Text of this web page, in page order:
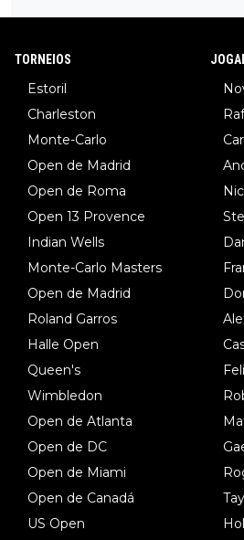
TORNEIOS
Estoril
Charleston
Monte-Carlo
Open de Madrid
Open de Roma
Open 13 Provence
Indian Wells
Monte-Carlo Masters
Open de Madrid
Roland Garros
Halle Open
Queen's
Wimbledon
Open de Atlanta
Open de DC
Open de Miami
Open de Canadá
US Open